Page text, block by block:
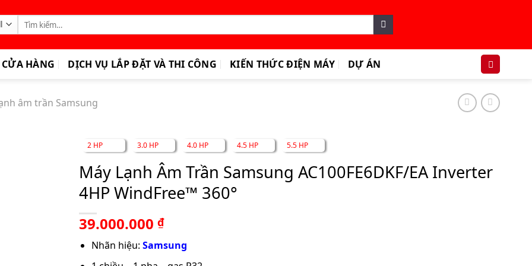
Tìm
kiếm:
CỬA HÀNG DỊCH VỤ LẮP ĐẶT VÀ THI CÔNG KIẾN THỨC ĐIỆN MÁY DỰ ÁN
âm trần Samsung
2 HP 3.0 HP 4.0 HP 4.5 HP 5.5 HP
Máy Lạnh Âm Trần Samsung AC100FE6DKF/EA Inverter
4HP WindFree™ 360°
39.000.000₫
Nhãn hiệu: Samsung